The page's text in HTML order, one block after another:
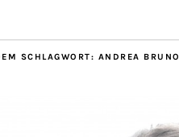
SCHLAGWORT: ANDREA BRUNO